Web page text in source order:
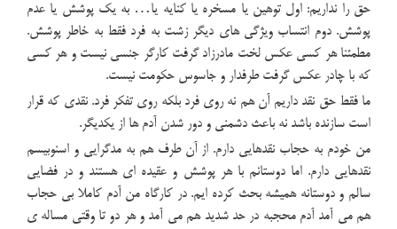
حق را نداریم: اول توهین یا مسخره یا کنایه یا… به یک پوشش یا عدم
پوشش. دوم انتساب ویژگی های دیگر زشت به فرد فقط به خاطر پوشش.
مطمئنا هر کسی عکس لخت مادرزاد گرفت کارگر جنسی نیست و هر کسی
که با چادر عکس گرفت طرفدار و جاسوس حکومت نیست.
ما فقط حق نقد داریم آن هم نه روی فرد بلکه روی تفکر فرد. نقدی که قرار
است سازنده باشد نه باعث دشمنی و دور شدن آدم ها از یکدیگر.
من خودم به حجاب نقدهایی دارم. از آن طرف هم به مدگرایی و اسنوبیسم
نقدهایی دارم. اما دوستانم با هر پوشش و عقیده ای هستند و در فضایی
سالم و دوستانه همیشه بحث کرده ایم. در کارگاه من آدم کاملا بی حجاب
هم می آمد آدم محجبه در حد شدید هم می آمد و هر دو تا وقتی مساله ی